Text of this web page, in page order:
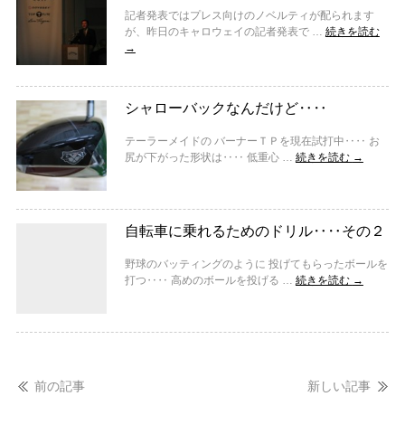
記者発表ではプレス向けのノベルティが配られます
が、昨日のキャロウェイの記者発表で … 続きを読む
→
シャローバックなんだけど‥‥
テーラーメイドの バーナーＴＰを現在試打中‥‥ お
尻が下がった形状は‥‥ 低重心 … 続きを読む →
自転車に乗れるためのドリル‥‥その２
野球のバッティングのように 投げてもらったボールを
打つ‥‥ 高めのボールを投げる … 続きを読む →
前の記事 新しい記事